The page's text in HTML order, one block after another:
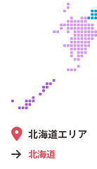
北海道エリア
北海道